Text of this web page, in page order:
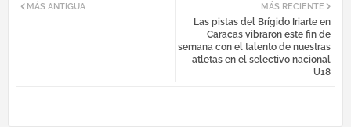
egr
am
atsa
pp
MÁS RECIENTE
Las pistas del Brígido Iriarte en
Caracas vibraron este fin de
semana con el talento de nuestras
atletas en el selectivo nacional
U18
MÁS ANTIGUA